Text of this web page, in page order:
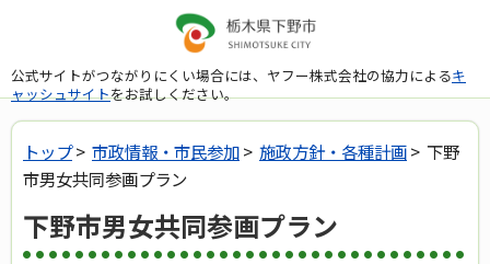
公式サイトがつながりにくい場合には、ヤフー株式会社の協力によるキ
ャッシュサイトをお試しください。
トップ> 市政情報・市民参加> 施政方針・各種計画> 下野
市男女共同参画プラン
下野市男女共同参画プラン